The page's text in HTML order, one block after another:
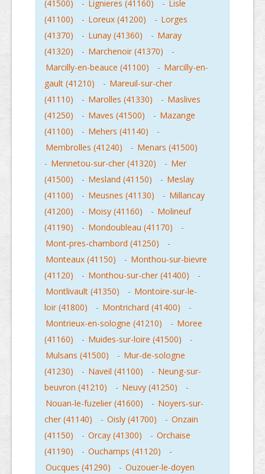
(41500) - Lignieres (41160) - Lisle
(41100)
- Loreux (41200) - Lorges
(41370)
- Lunay (41360) - Maray
(41320)
- Marchenoir (41370)
-
Marcilly-en-beauce (41100)
- Marcilly-en-
gault (41210)
- Mareuil-sur-cher
(41110)
- Marolles (41330) - Maslives
(41250)
- Maves (41500) - Mazange
(41100)
- Mehers (41140)
-
Membrolles (41240)
- Menars (41500)
- Mennetou-sur-cher (41320) - Mer
(41500)
- Mesland (41150) - Meslay
(41100)
- Meusnes (41130) - Millancay
(41200)
- Moisy (41160) - Molineuf
(41190)
- Mondoubleau (41170)
-
Mont-pres-chambord (41250)
-
Monteaux (41150)
- Monthou-sur-bievre
(41120)
- Monthou-sur-cher (41400)
-
Montlivault (41350)
- Montoire-sur-le-
loir (41800)
- Montrichard (41400)
-
Montrieux-en-sologne (41210)
- Moree
(41160)
- Muides-sur-loire (41500)
-
Mulsans (41500)
- Mur-de-sologne
(41230)
- Naveil (41100) - Neung-sur-
beuvron (41210)
- Neuvy (41250)
-
Nouan-le-fuzelier (41600)
- Noyers-sur-
cher (41140)
- Oisly (41700) - Onzain
(41150)
- Orcay (41300) - Orchaise
(41190)
- Ouchamps (41120)
-
Oucques (41290)
- Ouzouer-le-doyen